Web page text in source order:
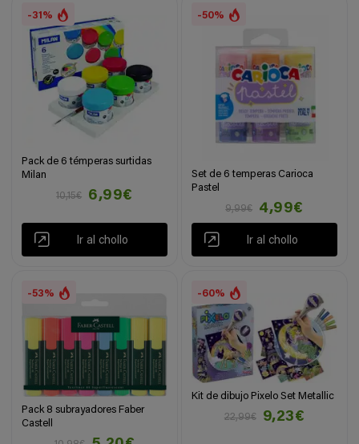
-31%
Pack de 6 témperas surtidas
Milan
10,15€
6,99€
Ir al chollo
-50%
Set de 6 temperas Carioca
Pastel
9,99€
4,99€
Ir al chollo
-53%
Pack 8 subrayadores Faber
Castell
-60%
Kit de dibujo Pixelo Set Metallic
22,99€
9,23€